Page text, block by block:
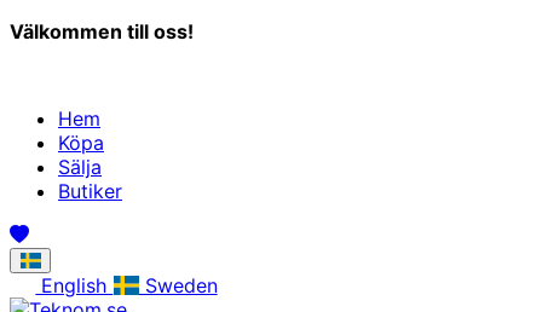
Välkommen till oss!
Hem
Köpa
Sälja
Butiker
English Sweden